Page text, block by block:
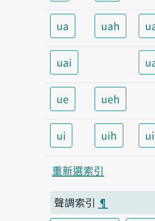
ua uah
uai
ue ueh
ui uih
重新選索引
聲調索引 ¶